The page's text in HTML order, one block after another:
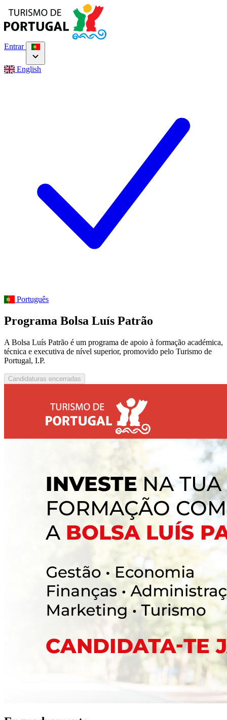
Entrar
English
Português
Programa Bolsa Luís Patrão
A Bolsa Luís Patrão é um programa de apoio à formação académica,
técnica e executiva de nível superior, promovido pelo Turismo de
Portugal, I.P.
Candidaturas encerradas